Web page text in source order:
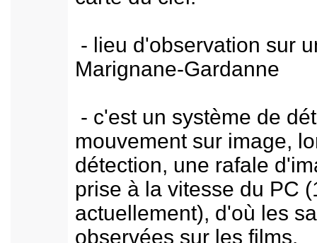
- lieu d'observation sur
Marignane-Gardanne
- c'est un système de
mouvement sur image,
détection, une rafale
prise à la vitesse du PC
actuellement), d'où les
observées sur les films.